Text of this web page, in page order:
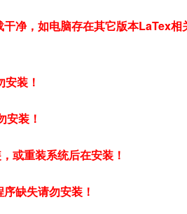
净，如电脑存在其它版本LaTex相
装！
装！
或重装系统后在安装！
缺失请勿安装！